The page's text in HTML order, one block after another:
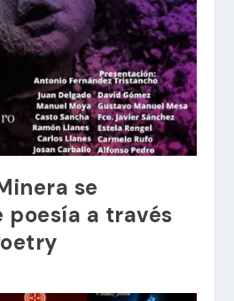
se
poesía a través